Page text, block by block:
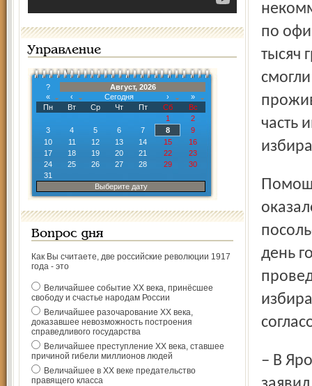
Управление
?
Август, 2026
«
‹ Сегодня ›
»
Пн
Вт Ср Чт Пт Сб
Вс
1
2
3
4 5 6 7 8
9
10
11 12 13 14 15
16
17
18 19 20 21 22
23
24
25 26 27 28 29
30
31
Выберите дату
Вопрос дня
Как Вы считаете, две российские революции 1917
года - это
Величайшее событие ХХ века, принёсшее
свободу и счастье народам России
Величайшее разочарование ХХ века,
доказавшее невозможность построения
справедливого государства
Величайшее преступление ХХ века, ставшее
причиной гибели миллионов людей
Величайшее в ХХ веке предательство
правящего класса
по
тысяч
часть
Помощь в организации выборов ярославской диаспоре
день
– В Ярославле никаких нарушений мы не заметили, –